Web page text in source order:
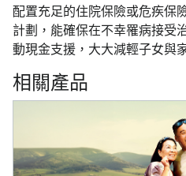
配置充足的住院保險或危疾保
計劃，能確保在不幸罹病接受
動現金支援，大大減輕子女與
相關產品